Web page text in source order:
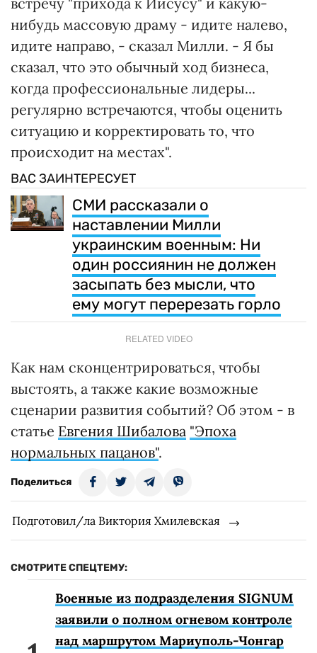
нибудь массовую драму - идите налево,
идите направо, - сказал Милли. - Я бы
сказал, что это обычный ход бизнеса,
когда профессиональные лидеры...
регулярно встречаются, чтобы оценить
ситуацию и корректировать то, что
происходит на местах".
ВАС ЗАИНТЕРЕСУЕТ
СМИ рассказали о
наставлении Милли
украинским военным: Ни
один россиянин не должен
засыпать без мысли, что
ему могут перерезать горло
RELATED VIDEO
Как нам сконцентрироваться, чтобы
выстоять, а также какие возможные
сценарии развития событий? Об этом - в
статье Евгения Шибалова "Эпоха
нормальных пацанов".
Поделиться
Подготовил/ла Виктория Хмилевская
СМОТРИТЕ СПЕЦТЕМУ:
Военные из подразделения SIGNUM
заявили о полном огневом контроле
над маршрутом Мариуполь-Чонгар